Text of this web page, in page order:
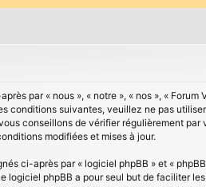
par « nous », « notre », « nos », «
conditions suivantes, veuillez ne pas
conseillons de vérifier régulièrement
modifiées et mises à jour.
ci-après par « logiciel phpBB » et «
logiciel phpBB a pour seul but de faciliter